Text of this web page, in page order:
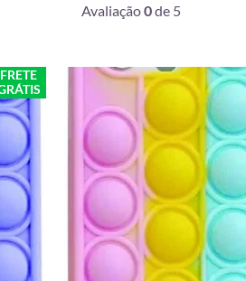
Avaliação0de 5
FRETE
O
preço
original
era:
R$ 29,90.
O
preço
R$ 5,00.